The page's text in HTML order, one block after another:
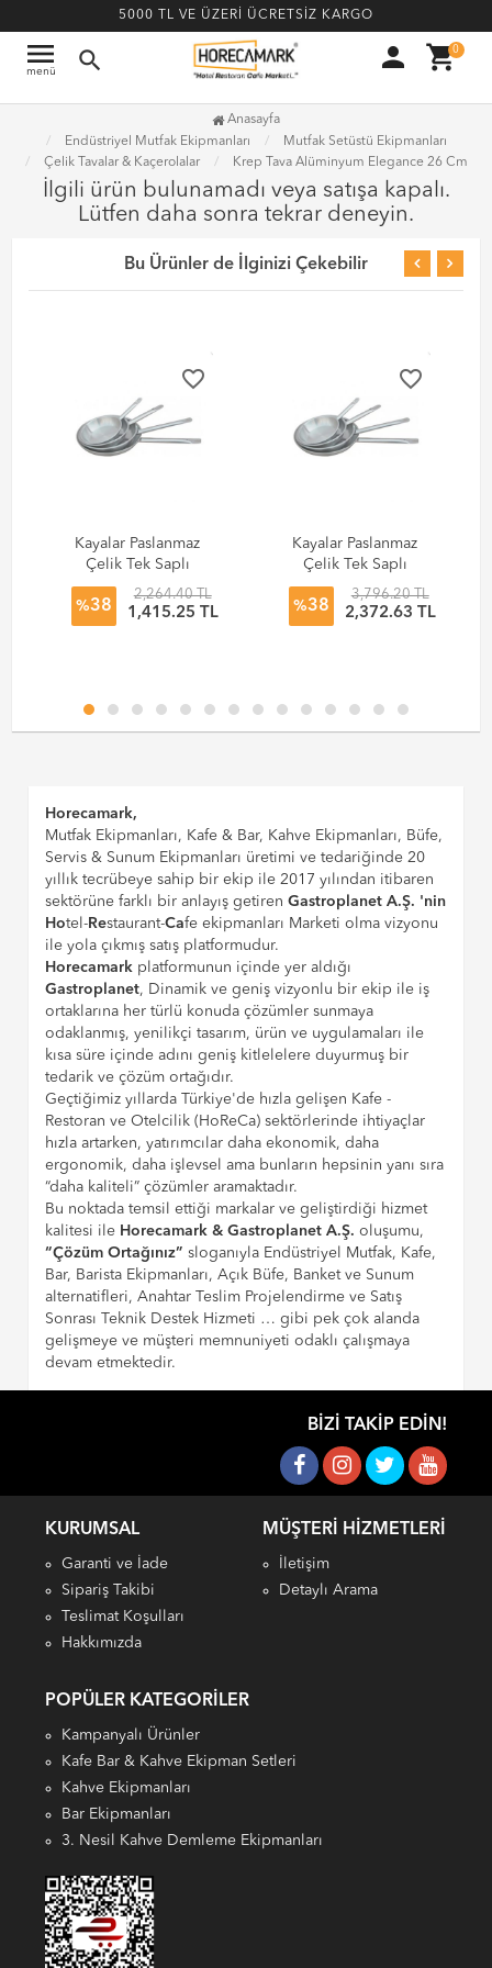
5000 TL VE ÜZERİ ÜCRETSİZ KARGO
menu
menü search person shopping_cart0
Anasayfa
Endüstriyel Mutfak Ekipmanları
Mutfak Setüstü Ekipmanları
Çelik Tavalar & Kaçerolalar
Krep Tava Alüminyum Elegance 26 Cm
İlgili ürün bulunamadı veya satışa kapalı.
Lütfen daha sonra tekrar deneyin.
Bu Ürünler de İlginizi Çekebilir
favorite_border
Kayalar Paslanmaz
Çelik Tek Saplı
Kızartma Tavası
Ø28x6 cm
%38
2,264.40 TL
1,415.25 TL
favorite_border
Kayalar Paslanmaz
Çelik Tek Saplı
Kızartma Tavası
Ø35x8 cm
%38
3,796.20 TL
2,372.63 TL
Horecamark,
Mutfak Ekipmanları, Kafe & Bar, Kahve Ekipmanları, Büfe,
Servis & Sunum Ekipmanları üretimi ve tedariğinde 20
yıllık tecrübeye sahip bir ekip ile 2017 yılından itibaren
sektörüne farklı bir anlayış getirenGastroplanet A.Ş. 'nin
Hotel-Restaurant-Cafe ekipmanları Marketi olma vizyonu
ile yola çıkmış satış platformudur.
Horecamark platformunun içinde yer aldığı
Gastroplanet, Dinamik ve geniş vizyonlu bir ekip ile iş
ortaklarına her türlü konuda çözümler sunmaya
odaklanmış, yenilikçi tasarım, ürün ve uygulamaları ile
kısa süre içinde adını geniş kitlelelere duyurmuş bir
tedarik ve çözüm ortağıdır.
Geçtiğimiz yıllarda Türkiye'de hızla gelişen Kafe -
Restoran ve Otelcilik (HoReCa) sektörlerinde ihtiyaçlar
hızla artarken, yatırımcılar daha ekonomik, daha
ergonomik, daha işlevsel ama bunların hepsinin yanı sıra
“daha kaliteli” çözümler aramaktadır.
Bu noktada temsil ettiği markalar ve geliştirdiği hizmet
kalitesi ile Horecamark & Gastroplanet A.Ş. oluşumu,
“Çözüm Ortağınız” sloganıyla Endüstriyel Mutfak, Kafe,
Bar, Barista Ekipmanları, Açık Büfe, Banket ve Sunum
alternatifleri, Anahtar Teslim Projelendirme ve Satış
Sonrası Teknik Destek Hizmeti … gibi pek çok alanda
gelişmeye ve müşteri memnuniyeti odaklı çalışmaya
devam etmektedir.
BIZI TAKIP EDIN!
KURUMSAL
Garanti ve İade
Sipariş Takibi
Teslimat Koşulları
Hakkımızda
MÜŞTERI HIZMETLERI
İletişim
Detaylı Arama
POPÜLER KATEGORILER
Kampanyalı Ürünler
Kafe Bar & Kahve Ekipman Setleri
Kahve Ekipmanları
Bar Ekipmanları
3. Nesil Kahve Demleme Ekipmanları